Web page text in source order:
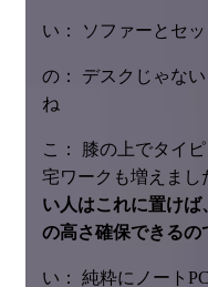
い： ソファーとセ
の： デスクじゃな
ね
こ： 膝の上でタイ
宅ワークも増えまし
い人はこれに置け
の高さ確保できるの
い： 純粋にノート